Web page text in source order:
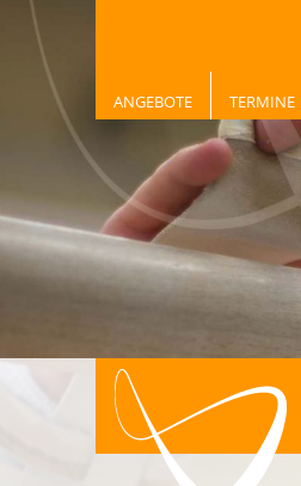
ANGEBOTE TERMINE